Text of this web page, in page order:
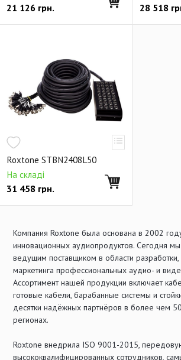
21 126 грн. 28 518
Roxtone STBN2408L50
На складі
31 458 грн.
Компания Roxtone была основана в 2002
инновационных аудиопродуктов. Сегодня
ведущим поставщиком в области разработки,
маркетинга профессиональных аудио- и
Ассортимент нашей продукции включает
готовые кабели, барабанные системы и
десятки надёжных партнёров в более чем
регионах.
Roxtone внедрила ISO 9001-2015,
высококвалифицированных сотрудников,